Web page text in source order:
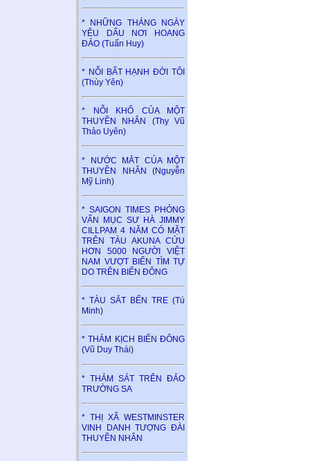
* NHỮNG THÁNG NGÀY
YÊU DẤU NƠI HOANG
ĐẢO (Tuấn Huy)
* NỖI BẤT HẠNH ĐỜI TÔI
(Thùy Yên)
* NỖI KHỔ CỦA MỘT
THUYỀN NHÂN (Thy Vũ
Thảo Uyên)
* NƯỚC MẮT CỦA MỘT
THUYỀN NHÂN (Nguyễn
Mỹ Linh)
* SAIGON TIMES PHỎNG
VẤN MỤC SƯ HÀ JIMMY
CILLPAM 4 NĂM CÓ MẶT
TRÊN TÀU AKUNA CỨU
HƠN 5000 NGƯỜI VIỆT
NAM VƯỢT BIỂN TÌM TỰ
DO TRÊN BIỂN ĐÔNG
* TÀU SẮT BẾN TRE (Tú
Minh)
* THẢM KỊCH BIỂN ĐÔNG
(Vũ Duy Thái)
* THẢM SÁT TRÊN ĐẢO
TRƯỜNG SA
* THỊ XÃ WESTMINSTER
VINH DANH TƯỢNG ĐÀI
THUYỀN NHÂN